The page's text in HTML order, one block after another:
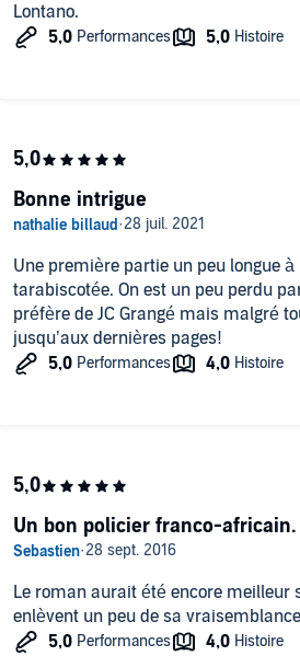
Lontano.
Une première partie un peu longue
tarabiscotée. On est un peu perdu
préfère de JC Grangé mais malgré
jusqu’aux dernières pages!
Bonne intrigue
Le roman aurait été encore meilleur
enlèvent un peu de sa
Un bon policier franco-africain.